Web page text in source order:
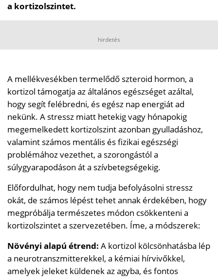
a kortizolszintet.
hirdetés
A mellékvesékben termelődő szteroid hormon, a
kortizol támogatja az általános egészséget azáltal,
hogy segít felébredni, és egész nap energiát ad
nekünk. A stressz miatt hetekig vagy hónapokig
megemelkedett kortizolszint azonban gyulladáshoz,
valamint számos mentális és fizikai egészségi
problémához vezethet, a szorongástól a
súlygyarapodáson át a szívbetegségekig.
Előfordulhat, hogy nem tudja befolyásolni stressz
okát, de számos lépést tehet annak érdekében, hogy
megpróbálja természetes módon csökkenteni a
kortizolszintet a szervezetében. Íme, a módszerek:
Növényi alapú étrend: A kortizol kölcsönhatásba lép
a neurotranszmitterekkel, a kémiai hírvivőkkel,
amelyek jeleket küldenek az agyba, és fontos